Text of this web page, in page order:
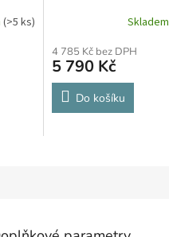
(>5 ks) Skladem
4 785 Kč bez DPH
5 790 Kč
Do košíku